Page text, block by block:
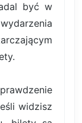
być w
widzisz